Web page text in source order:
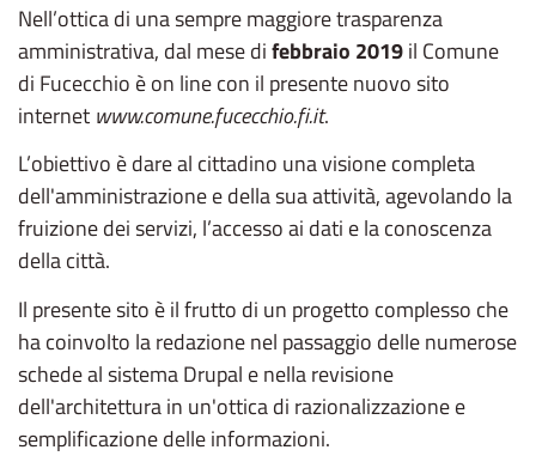
Nell’ottica di una sempre maggiore trasparenza
amministrativa, dal mese difebbraio 2019il Comune
di Fucecchio è on line con il presente nuovo sito
internet www.comune.fucecchio.fi.it.
L’obiettivo è dare al cittadino una visione completa
dell'amministrazione e della sua attività,agevolando la
fruizione dei servizi, l’accesso ai dati e la conoscenza
della città.
Il presente sito è il frutto di un progetto complesso che
ha coinvolto la redazione nel passaggio delle numerose
schede al sistema Drupal e nella revisione
dell'architettura in un'ottica di razionalizzazione e
semplificazione delle informazioni.